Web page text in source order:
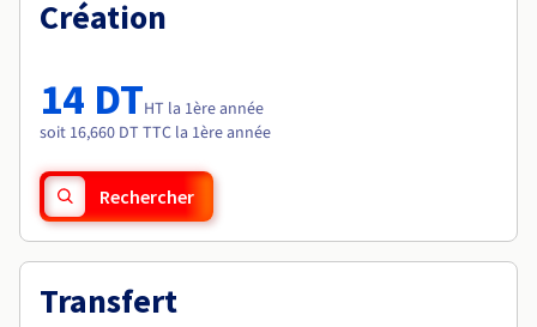
Tarifs
Roadmap & Changelog
Roadmap & Changelog
Création
14 DTHT la 1ère année
soit 16,660 DT TTC la 1ère année
Rechercher
Transfert